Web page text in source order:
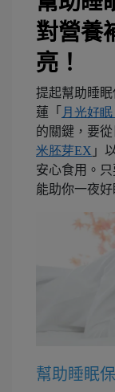
對營養
亮！
提起幫助睡
蓮「 月光好眠
的關鍵，要
米胚芽EX 」
安心食用。
能助你一夜好
幫助睡眠